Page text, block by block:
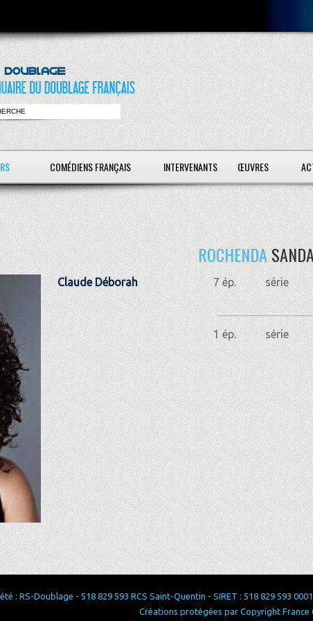
COMÉDIENS FRANÇAIS INTERVENANTS ŒUVRES
ROCHENDA
Claude Déborah 7 ép. série
1 ép. série
: RS-Doublage - 518 829 593 RCS Saint-Quentin - SIRET : 518 829 593
Créations protégées par Copyright France